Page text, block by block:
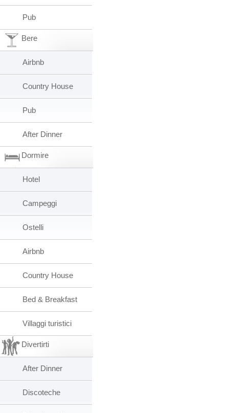
Pub
Bere
Airbnb
Country House
Pub
After Dinner
Dormire
Hotel
Campeggi
Ostelli
Airbnb
Country House
Bed & Breakfast
Villaggi turistici
Divertirti
After Dinner
Discoteche